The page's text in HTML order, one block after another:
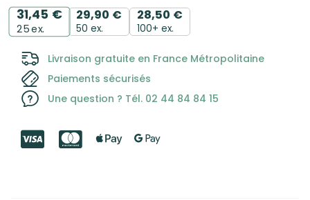
31,45 €
25ex.
29,90 €
50 ex.
28,50 €
100+ ex.
Livraison gratuite en France Métropolitaine
Paiements sécurisés
Une question ? Tél. 02 44 84 84 15